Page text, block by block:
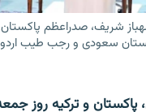
شریف، صدراعظم
سعودی و رجب طیب